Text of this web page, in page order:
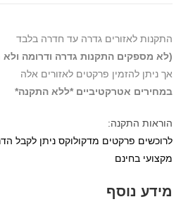
התקנות לאזורים גדרה עד חדרה בלבד
(לא מספקים התקנות גדרה ודרומה ולא
אך ניתן להזמין פרקטים לאזורים אלה
במחירים אטרקטיביים *ללא התקנה*
הוראות התקנה:
לרוכשים פרקטים מדקולוקס ניתן לקבל
מקצועי בחינם
מידע נוסף